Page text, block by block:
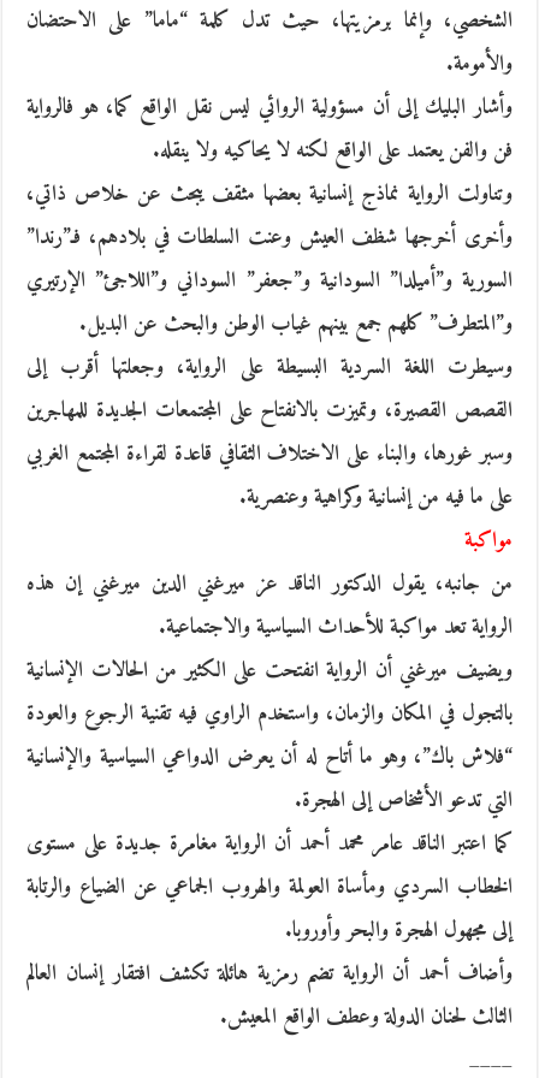
الشخصي، وإنما برمزيتها، حيث تدل كلمة “ماما” على الاحتضان
والأمومة.
وأشار البليك إلى أن مسؤولية الروائي ليس نقل الواقع كما، هو فالرواية
فن والفن يعتمد على الواقع لكنه لا يحاكيه ولا ينقله.
وتناولت الرواية نماذج إنسانية بعضها مثقف يبحث عن خلاص ذاتي،
وأخرى أخرجها شظف العيش وعنت السلطات في بلادهم، فـ”رندا”
السورية و”أميلدا” السودانية و”جعفر” السوداني و”اللاجئ” الإرتيري
و”المتطرف” كلهم جمع بينهم غياب الوطن والبحث عن البديل.
وسيطرت اللغة السردية البسيطة على الرواية، وجعلتها أقرب إلى
القصص القصيرة، وتميزت بالانفتاح على المجتمعات الجديدة للمهاجرين
وسبر غورها، والبناء على الاختلاف الثقافي قاعدة لقراءة المجتمع الغربي
على ما فيه من إنسانية وكراهية وعنصرية.
مواكبة
من جانبه، يقول الدكتور الناقد عز ميرغني الدين ميرغني إن هذه
الرواية تعد مواكبة للأحداث السياسية والاجتماعية.
ويضيف ميرغني أن الرواية انفتحت على الكثير من الحالات الإنسانية
بالتجول في المكان والزمان، واستخدم الراوي فيه تقنية الرجوع والعودة
“فلاش باك”، وهو ما أتاح له أن يعرض الدواعي السياسية والإنسانية
التي تدعو الأشخاص إلى الهجرة.
كما اعتبر الناقد عامر محمد أحمد أن الرواية مغامرة جديدة على مستوى
الخطاب السردي ومأساة العولمة والهروب الجماعي عن الضياع والرتابة
إلى مجهول الهجرة والبحر وأوروبا.
وأضاف أحمد أن الرواية تضم رمزية هائلة تكشف افتقار إنسان العالم
الثالث لحنان الدولة وعطف الواقع المعيش.
____